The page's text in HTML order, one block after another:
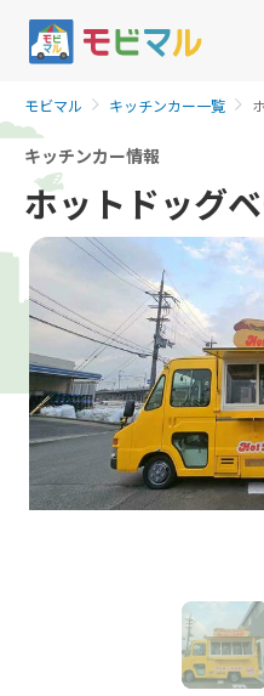
モビマル キッチンカー一覧
キッチンカー情報
ホットドッグ